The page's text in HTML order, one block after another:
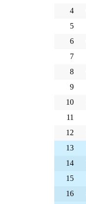
4
5
6
7
8
9
10
11
12
13
14
15
16